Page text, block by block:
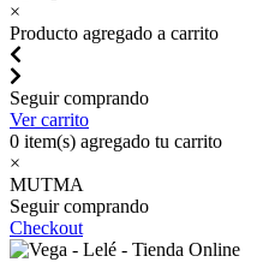
×
Producto agregado a carrito
Seguir comprando
Ver carrito
0 item(s) agregado tu carrito
×
MUTMA
Seguir comprando
Checkout